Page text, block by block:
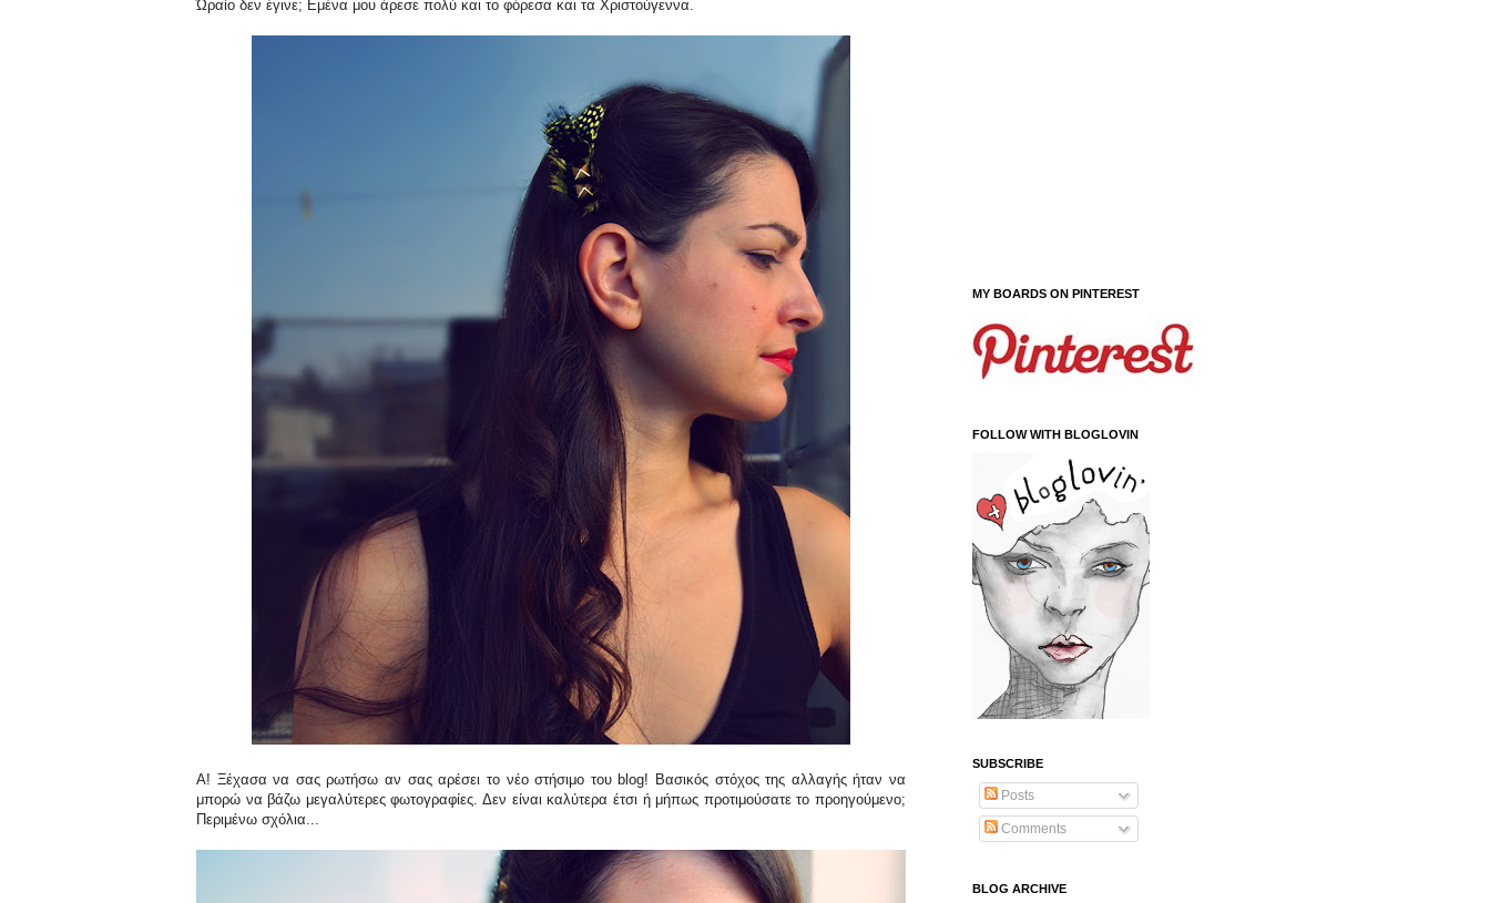
Ώραίο δεν έγινε; Εμένα μου άρεσε πολύ και το φόρεσα και τα Χριστούγεννα.
Α! Ξέχασα να σας ρωτήσω αν σας αρέσει το νέο στήσιμο του blog! Βασικός στόχος της αλλαγής ήταν να
μπορώ να βάζω μεγαλύτερες φωτογραφίες. Δεν είναι καλύτερα έτσι ή μήπως προτιμούσατε το προηγούμενο;
Περιμένω σχόλια...
MY BOARDS ON PINTEREST
FOLLOW WITH BLOGLOVIN
SUBSCRIBE
Posts
Comments
BLOG ARCHIVE